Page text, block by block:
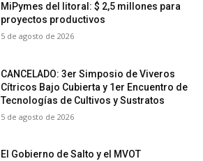
MiPymes del litoral: $ 2,5 millones para
proyectos productivos
5 de agosto de 2026
CANCELADO: 3er Simposio de Viveros
Cítricos Bajo Cubierta y 1er Encuentro de
Tecnologías de Cultivos y Sustratos
5 de agosto de 2026
El Gobierno de Salto y el MVOT